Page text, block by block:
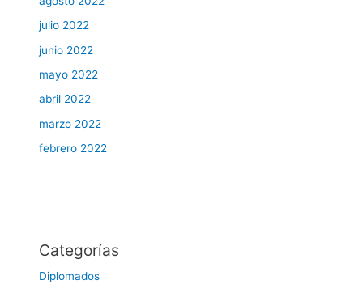
julio 2022
junio 2022
mayo 2022
abril 2022
marzo 2022
febrero 2022
Categorías
Diplomados